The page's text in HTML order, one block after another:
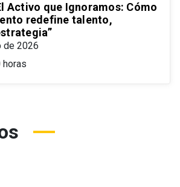
Activo que Ignoramos: Cómo
redefine talento,
de 2026
horas